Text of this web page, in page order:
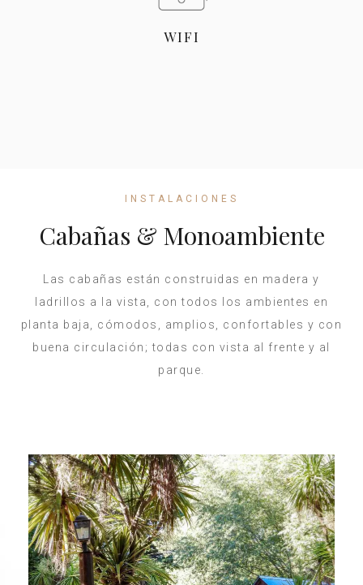
WIFI
INSTALACIONES
Cabañas & Monoambiente
Las cabañas están construidas en madera y
ladrillos a la vista, con todos los ambientes en
planta baja, cómodos, amplios, confortables y con
buena circulación; todas con vista al frente y al
parque.